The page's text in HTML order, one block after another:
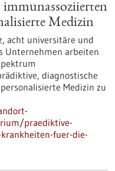
Medizin
acht universitäre und
Unternehmen arbeiten
diagnostische
Medizin zu
praediktive-
fuer-die-